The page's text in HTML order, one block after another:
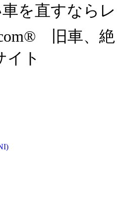
を直すならレ
旧車、絶
イト